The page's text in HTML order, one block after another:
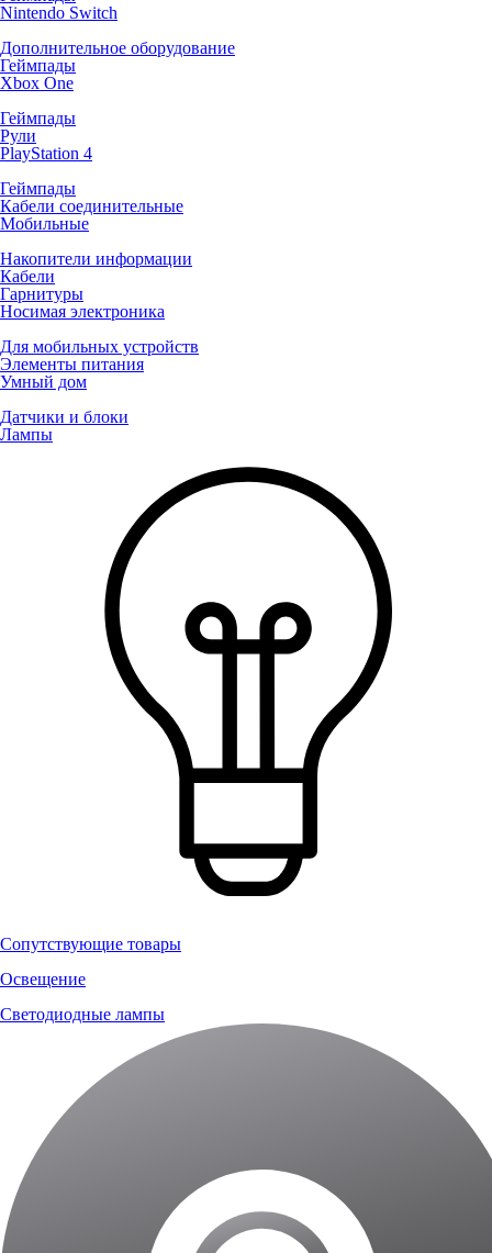
Nintendo Switch
Дополнительное оборудование
Геймпады
Xbox One
Геймпады
Рули
PlayStation 4
Геймпады
Кабели соединительные
Мобильные
Накопители информации
Кабели
Гарнитуры
Носимая электроника
Для мобильных устройств
Элементы питания
Умный дом
Датчики и блоки
Лампы
Сопутствующие товары
Освещение
Светодиодные лампы